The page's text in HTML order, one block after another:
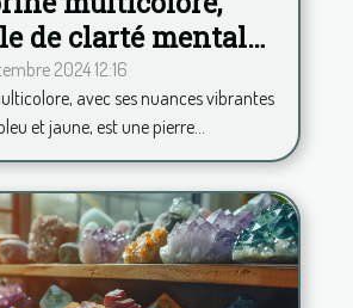
de clarté mentale
2024 12:16
avec ses nuances vibrantes
et jaune, est une pierre...